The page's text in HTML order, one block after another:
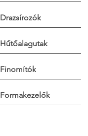
Drazsírozók
Hűtőalagutak
Finomítók
Formakezelők